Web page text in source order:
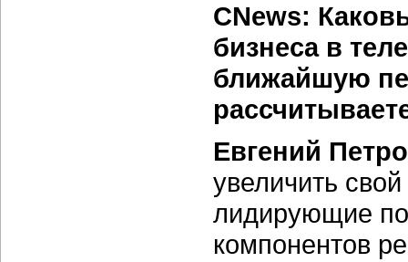
CNews:
бизнеса в
ближайшую
Евгений
увеличить
лидирующие
компонентов